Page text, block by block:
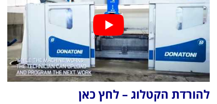
להורדת הקטלוג – לחץ כאן